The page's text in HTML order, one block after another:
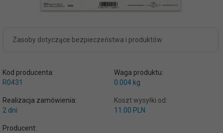
Zasoby dotyczące bezpieczeństwa i produktów
Kod producenta:
R0431
Waga produktu:
0.004 kg
Realizacja zamówienia:
2 dni
Koszt wysyłki od:
11.00 PLN
Producent: